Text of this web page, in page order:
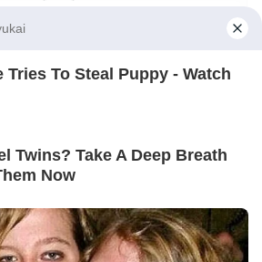
Implementasinya Masih Menjadi
Tantangan
untuk Nilai, Mulai Mendidik untuk
Kehidupan
23/07/2026 - 19:59